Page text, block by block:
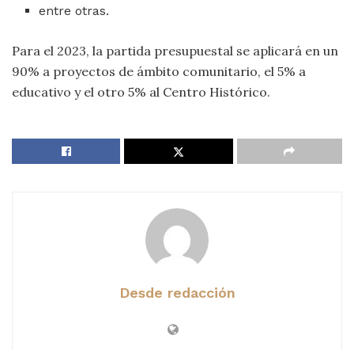
entre otras.
Para el 2023, la partida presupuestal se aplicará en un
90% a proyectos de ámbito comunitario, el 5% a
educativo y el otro 5% al Centro Histórico.
Desde redacción